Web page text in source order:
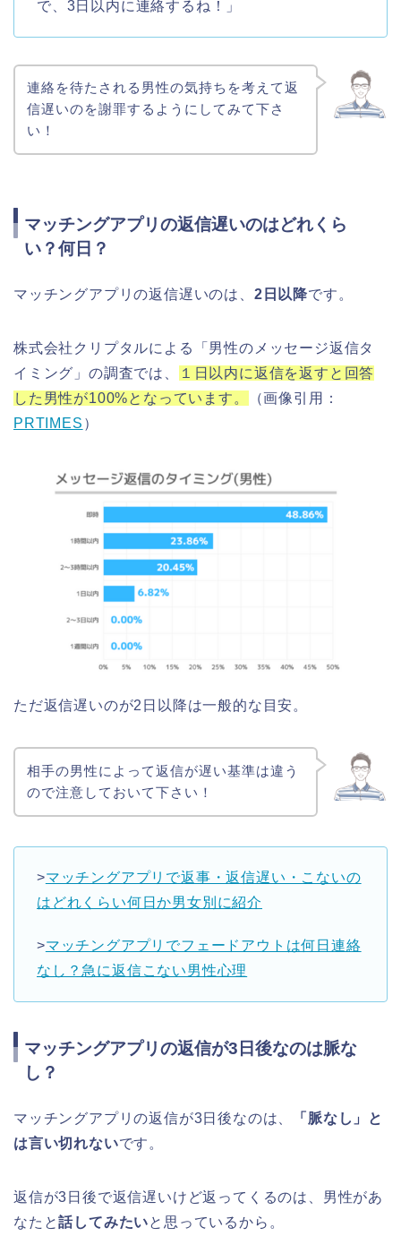
で、3日以内に連絡するね！」
連絡を待たされる男性の気持ちを考えて返
信遅いのを謝罪するようにしてみて下さ
い！
マッチングアプリの返信遅いのはどれくら
い？何日？
マッチングアプリの返信遅いのは、 2日以降です。
株式会社クリプタルによる「男性のメッセージ返信タ
イミング」の調査では、
１日以内に返信を返すと回答
した男性が100%となっています。
（画像引用：
PRTIMES ）
ただ返信遅いのが2日以降は一般的な目安。
相手の男性によって返信が遅い基準は違う
ので注意しておいて下さい！
>マッチングアプリで返事・返信遅い・こないの
はどれくらい何日か男女別に紹介
>マッチングアプリでフェードアウトは何日連絡
なし？急に返信こない男性心理
マッチングアプリの返信が3日後なのは脈な
し？
マッチングアプリの返信が3日後なのは、
「脈なし」と
は言い切れないです。
返信が3日後で返信遅いけど返ってくるのは、男性があ
なたと話してみたいと思っているから。